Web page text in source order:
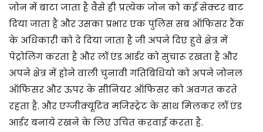
ज़ोन में बाटा जाता है वैसे ही प्रत्येक जोन को कई सेक्टर बाट
दिया जाता है और उसका प्रभार एक पुलिस सब ऑफिसर रैंक
के अधिकारी को दे दिया जाता है जी अपने दिए हुवे क्षेत्र में
पेट्रोलिंग करता है और लॉ एंड आर्डर को सुचारू रखता है और
अपने क्षेत्र में होने वाली चुनावी गतिबिधियो को अपने जोनल
ऑफिसर और ऊपर के सीनियर ऑफिसर को अवगत करते
रहता है. और एग्जीक्यूटिव मजिस्ट्रेट के साथ मिलकर लॉ एंड
आर्डर बनाये रखने के लिए उचित करवाई करता है.